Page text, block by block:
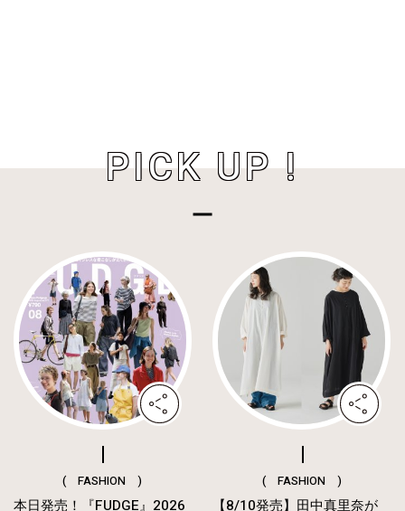
PICK UP !
( FASHION )
本日発売！『FUDGE』2026
( FASHION )
【8/10発売】田中真里奈が